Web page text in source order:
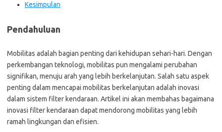
Kesimpulan
Pendahuluan
Mobilitas adalah bagian penting dari kehidupan sehari-hari. Dengan
perkembangan teknologi, mobilitas pun mengalami perubahan
signifikan, menuju arah yang lebih berkelanjutan. Salah satu aspek
penting dalam mencapai mobilitas berkelanjutan adalah inovasi
dalam sistem filter kendaraan. Artikel ini akan membahas bagaimana
inovasi filter kendaraan dapat mendorong mobilitas yang lebih
ramah lingkungan dan efisien.